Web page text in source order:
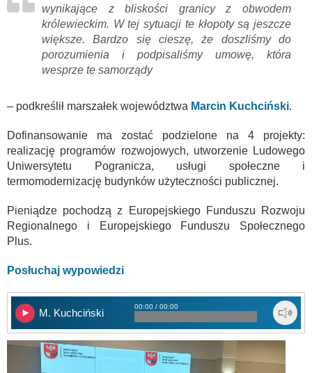
wynikające z bliskości granicy z obwodem
królewieckim. W tej sytuacji te kłopoty są jeszcze
większe. Bardzo się cieszę, że doszliśmy do
porozumienia i podpisaliśmy umowę, która
wesprze te samorządy
– podkreślił marszałek województwa Marcin Kuchciński.
Dofinansowanie ma zostać podzielone na 4 projekty:
realizację programów rozwojowych, utworzenie Ludowego
Uniwersytetu Pogranicza, usługi społeczne i
termomodernizację budynków użyteczności publicznej.
Pieniądze pochodzą z Europejskiego Funduszu Rozwoju
Regionalnego i Europejskiego Funduszu Społecznego
Plus.
Posłuchaj wypowiedzi
M. Kuchciński
00:00 / 00:00